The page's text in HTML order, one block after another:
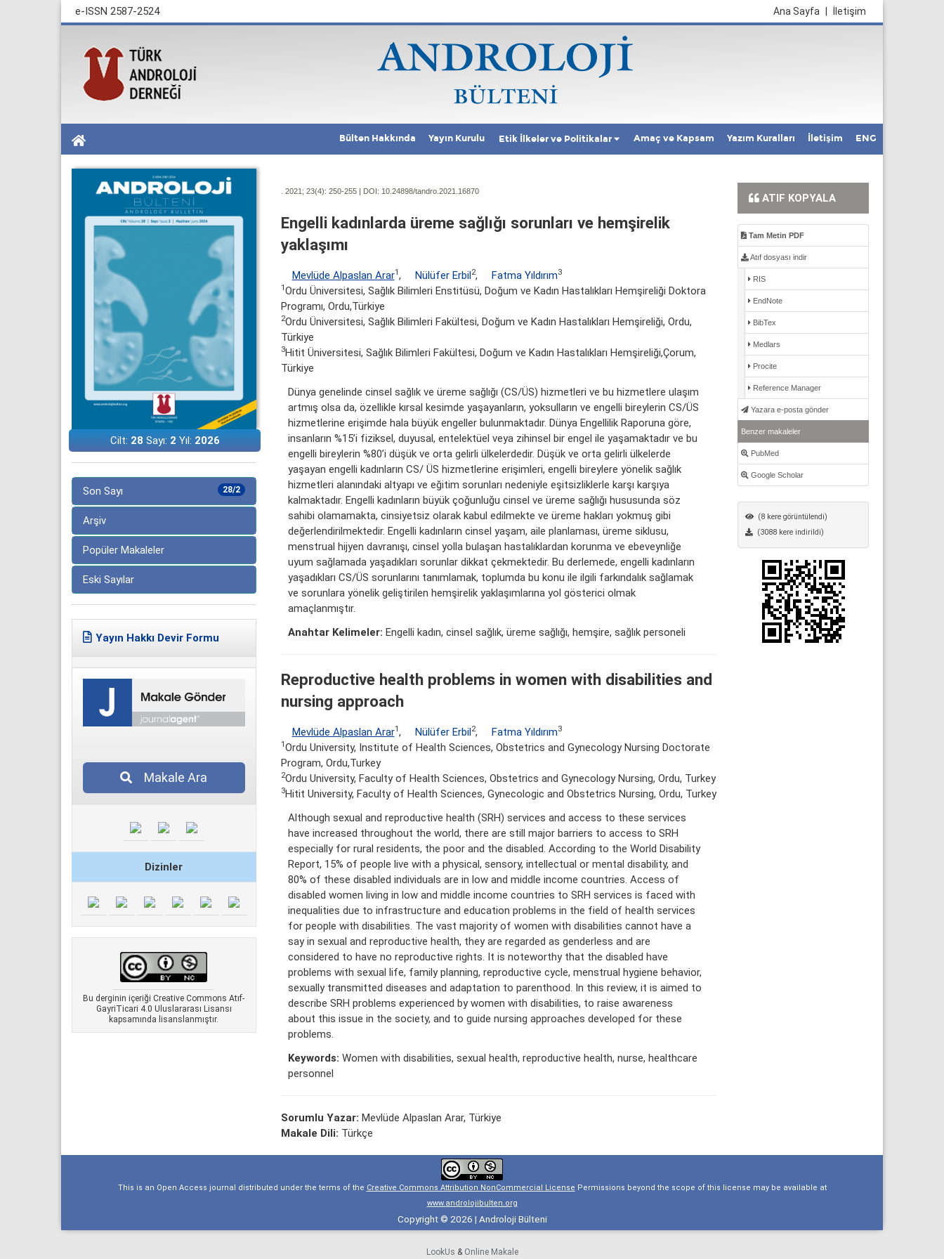
e-ISSN 2587-2524 İletişim
Ana Sayfa
Bülten Hakkında Yayın Kurulu Etik İlkeler ve Politikalar Amaç ve Kapsam Yazım Kuralları İletişim ENG
Cilt: 28Sayı: 2 Yıl: 2026
28/2
Son Sayı
Arşiv
Popüler Makaleler
Eski Sayılar
Yayın Hakkı Devir Formu
Makale Ara
Dizinler
Bu derginin içeriği Creative Commons Atıf-
GayriTicari 4.0 Uluslararası Lisansı
kapsamında lisanslanmıştır.
. 2021; 23(4): 250-255 | DOI: 10.24898/tandro.2021.16870
Engelli kadınlarda üreme sağlığı sorunları ve hemşirelik
yaklaşımı
Mevlüde Alpaslan Arar1 , Nülüfer Erbil2, Fatma Yıldırım3
1 Ordu Üniversitesi, Sağlık Bilimleri Enstitüsü, Doğum ve Kadın Hastalıkları Hemşireliği Doktora
Programı, Ordu,Türkiye
2Ordu Üniversitesi, Sağlık Bilimleri Fakültesi, Doğum ve Kadın Hastalıkları Hemşireliği, Ordu,
Türkiye
3Hitit Üniversitesi, Sağlık Bilimleri Fakültesi, Doğum ve Kadın Hastalıkları Hemşireliği,Çorum,
Türkiye
Dünya genelinde cinsel sağlık ve üreme sağlığı (CS/ÜS) hizmetleri ve bu hizmetlere ulaşım
artmış olsa da, özellikle kırsal kesimde yaşayanların, yoksulların ve engelli bireylerin CS/ÜS
hizmetlerine erişimde hala büyük engeller bulunmaktadır. Dünya Engellilik Raporuna göre,
insanların %15’i fiziksel, duyusal, entelektüel veya zihinsel bir engel ile yaşamaktadır ve bu
engelli bireylerin %80’i düşük ve orta gelirli ülkelerdedir. Düşük ve orta gelirli ülkelerde
yaşayan engelli kadınların CS/ ÜS hizmetlerine erişimleri, engelli bireylere yönelik sağlık
hizmetleri alanındaki altyapı ve eğitim sorunları nedeniyle eşitsizliklerle karşı karşıya
kalmaktadır. Engelli kadınların büyük çoğunluğu cinsel ve üreme sağlığı hususunda söz
sahibi olamamakta, cinsiyetsiz olarak kabul edilmekte ve üreme hakları yokmuş gibi
değerlendirilmektedir. Engelli kadınların cinsel yaşam, aile planlaması, üreme siklusu,
menstrual hijyen davranışı, cinsel yolla bulaşan hastalıklardan korunma ve ebeveynliğe
uyum sağlamada yaşadıkları sorunlar dikkat çekmektedir. Bu derlemede, engelli kadınların
yaşadıkları CS/ÜS sorunlarını tanımlamak, toplumda bu konu ile ilgili farkındalık sağlamak
ve sorunlara yönelik geliştirilen hemşirelik yaklaşımlarına yol gösterici olmak
amaçlanmıştır.
Anahtar Kelimeler: Engelli kadın, cinsel sağlık, üreme sağlığı, hemşire, sağlık personeli
Reproductive health problems in women with disabilities and
nursing approach
Mevlüde Alpaslan Arar1, Nülüfer Erbil2, Fatma Yıldırım3
1Ordu University, Institute of Health Sciences, Obstetrics and Gynecology Nursing Doctorate
Program, Ordu,Turkey
2Ordu University, Faculty of Health Sciences, Obstetrics and Gynecology Nursing, Ordu, Turkey
3Hitit University, Faculty of Health Sciences, Gynecologic and Obstetrics Nursing, Ordu, Turkey
Although sexual and reproductive health (SRH) services and access to these services
have increased throughout the world, there are still major barriers to access to SRH
especially for rural residents, the poor and the disabled. According to the World Disability
Report, 15% of people live with a physical, sensory, intellectual or mental disability, and
80% of these disabled individuals are in low and middle income countries. Access of
disabled women living in low and middle income countries to SRH services is faced with
inequalities due to infrastructure and education problems in the field of health services
for people with disabilities. The vast majority of women with disabilities cannot have a
say in sexual and reproductive health, they are regarded as genderless and are
considered to have no reproductive rights. It is noteworthy that the disabled have
problems with sexual life, family planning, reproductive cycle, menstrual hygiene behavior,
sexually transmitted diseases and adaptation to parenthood. In this review, it is aimed to
describe SRH problems experienced by women with disabilities, to raise awareness
about this issue in the society, and to guide nursing approaches developed for these
problems.
Keywords: Women with disabilities, sexual health, reproductive health, nurse, healthcare
personnel
Sorumlu Yazar: Mevlüde Alpaslan Arar, Türkiye
Makale Dili: Türkçe
ATIF KOPYALA
Tam Metin PDF
Atıf dosyası indir
RIS
EndNote
BibTex
Medlars
Procite
Reference Manager
Yazara e-posta gönder
Benzer makaleler
PubMed
Google Scholar
(8 kere görüntülendi)
(3088 kere indirildi)
This is an Open Access journal distributed under the terms of the Creative Commons Attribution NonCommercial License Permissions beyond the scope of this license may be available at
www.androlojibulten.org
Copyright © 2026 | Androloji Bülteni
LookUs & Online Makale